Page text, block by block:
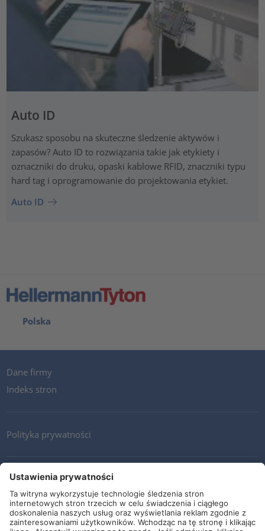
Auto ID
Szukasz sposobu na skuteczne śledzenie aktywów i
zapasów? Auto ID to rozwiązania takie jak etykiety i
oznaczniki do druku, opaski kablowe RFID, znaczniki typu
hard tag i oprogramowanie do projektowania etykiet.
Auto ID
Polska
Dane firmy
Indeks stron
Polityka prywatności
Kontakt
Newsletter